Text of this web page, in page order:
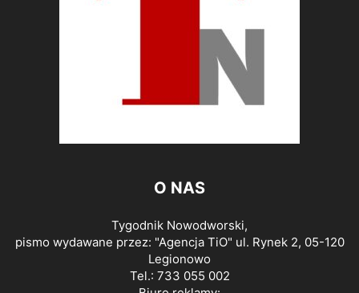
O NAS
Tygodnik Nowodworski,
pismo wydawane przez: "Agencja TiO" ul. Rynek 2, 05-120
Legionowo
Tel.: 733 055 002